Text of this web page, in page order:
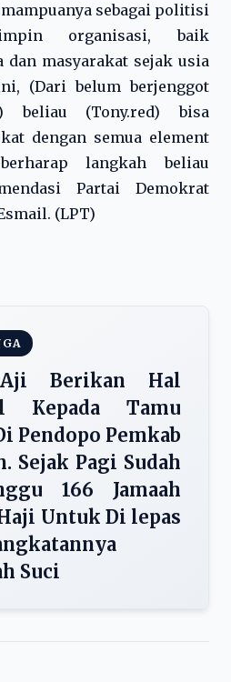
sebagai politisi
organisasi, baik
dan masyarakat sejak usia
(Dari belum berjenggot
beliau (Tony.red) bisa
dengan semua element
langkah beliau
Partai Demokrat
(LPT)
Berikan Hal
Kepada Tamu
Pendopo Pemkab
Sejak Pagi Sudah
166 Jamaah
Untuk Di lepas
Suci